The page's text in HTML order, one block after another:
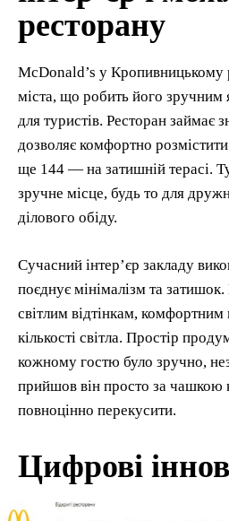
ресторану
McDonald’s у Кропивницькому
міста, що робить його зручним
для туристів. Ресторан займає
дозволяє комфортно
ще 144 — на затишній терасі.
зручне місце, будь то для
ділового обіду.
Сучасний інтер’єр закладу
поєднує мінімалізм та
світлим відтінкам, комфортним
кількості світла. Простір
кожному гостю було зручно,
прийшов він просто за чашкою
повноцінно перекусити.
Цифрові